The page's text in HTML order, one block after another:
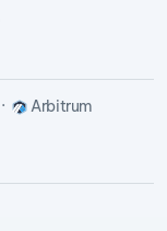
Arbitrum